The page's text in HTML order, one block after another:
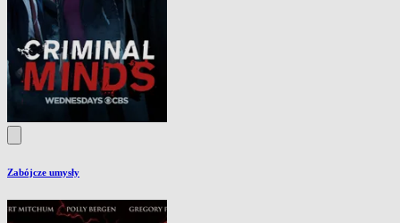
Zabójcze umysły